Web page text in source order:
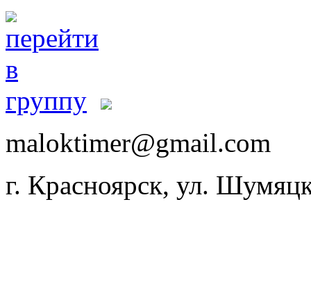
maloktimer@gmail.com
г. Красноярск, ул.